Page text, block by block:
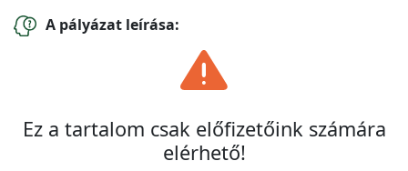
A pályázat leírása:
Ez a tartalom csak előfizetőink számára
elérhető!